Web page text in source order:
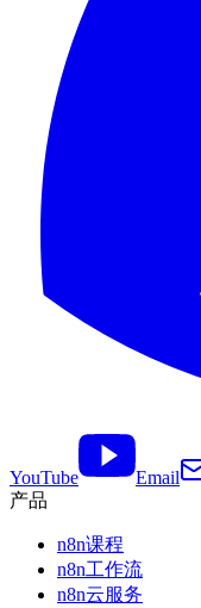
YouTube
Email
产品
n8n课程
n8n工作流
n8n云服务